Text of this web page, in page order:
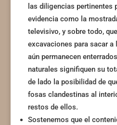
las diligencias pertinentes
evidencia como la
televisivo, y sobre todo,
excavaciones para sacar
aún permanecen
naturales signifiquen su
de lado la posibilidad de
fosas clandestinas al
restos de ellos.
Sostenemos que el